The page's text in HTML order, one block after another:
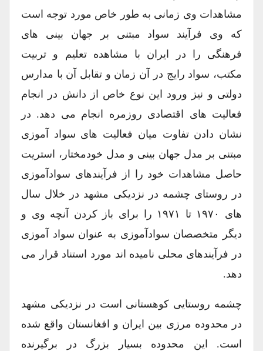
مشاهدات وی زمانی به طور خاص مورد توجه است
که وی فرآیند سواد مبتنی بر جهان بینی های
فرهنگی را در ایران با مشاهده تعلیم و تربیت
مکتب، سواد رایج در آن زمان و تقابل آن با مدارس
دولتی و نیز ورود این نوع خاص از دانش در انجام
فعالیت های اقتصادی روزمره انجام می دهد. در
نشان دادن تفاوت میان فعالیت های سواد آموزی
مبتنی بر مدل جهان بینی و مدل خودمختار، استریت
حاصل مشاهدات خود را از فرآیندهای سوادآموزی
در روستای چشمه در نزدیکی مشهد در خلال سال
های ۱۹۷۰ تا ۱۹۷۱ را برای باز کردن آنچه وی و
دیگر متخصصان سوادآموزی به عنوان سواد آموزی
در فرآیندهای محلی نامیده اند مورد استناد قرار می
دهد.
چشمه روستایی کوهستانی است در نزدیکی مشهد
در محدوده مرزی بین ایران و افغانستان واقع شده
است. این محدوده بسیار بزرگ در برگیرنده